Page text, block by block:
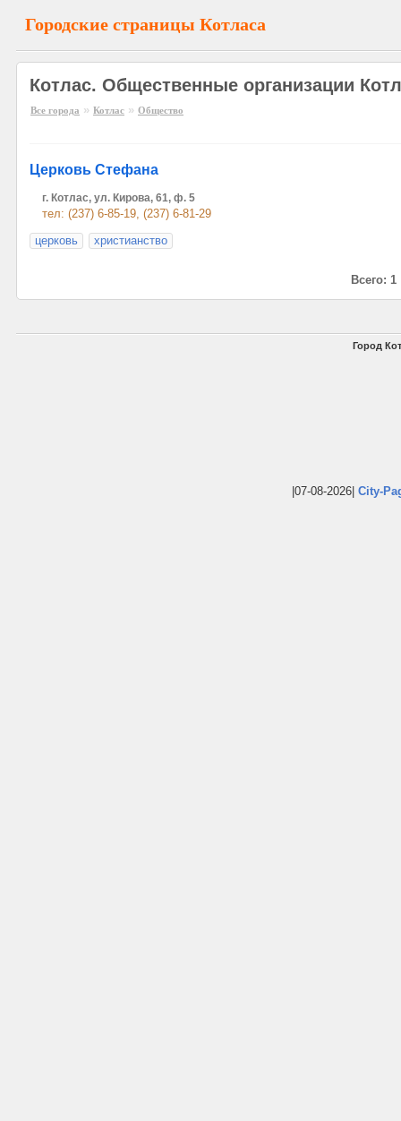
Городские страницы Котласа
Котлас. Общественные организации
Все города » Котлас » Общество
Церковь Стефана
г. Котлас, ул. Кирова, 61, ф. 5
тел: (237) 6-85-19, (237) 6-81-29
церковь
христианство
Всего: 1
Город
|07-08-2026| City-